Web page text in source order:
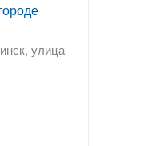
улица